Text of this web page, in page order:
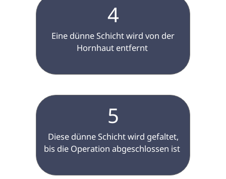
4
Hornhaut entfernt
5
bis die Operation abgeschlossen ist